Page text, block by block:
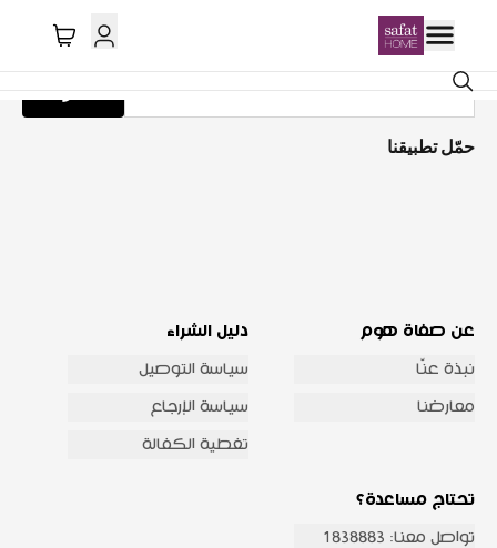
احصل على تحديثات عبر البريد الإلكتروني
اشترك
حمّل تطبيقنا
عن صفاة هوم
نبذة عنّا
معارضنا
دليل الشراء
سياسة التوصيل
سياسة الإرجاع
تغطية الكفالة
تحتاج مساعدة؟
تواصل معنا: 1838883